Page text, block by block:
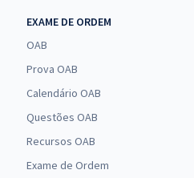
EXAME DE ORDEM
OAB
Prova OAB
Calendário OAB
Questões OAB
Recursos OAB
Exame de Ordem